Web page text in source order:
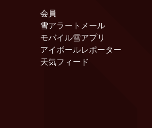
会員
雪アラートメール
モバイル雪アプリ
アイボールレポーター
天気フィード